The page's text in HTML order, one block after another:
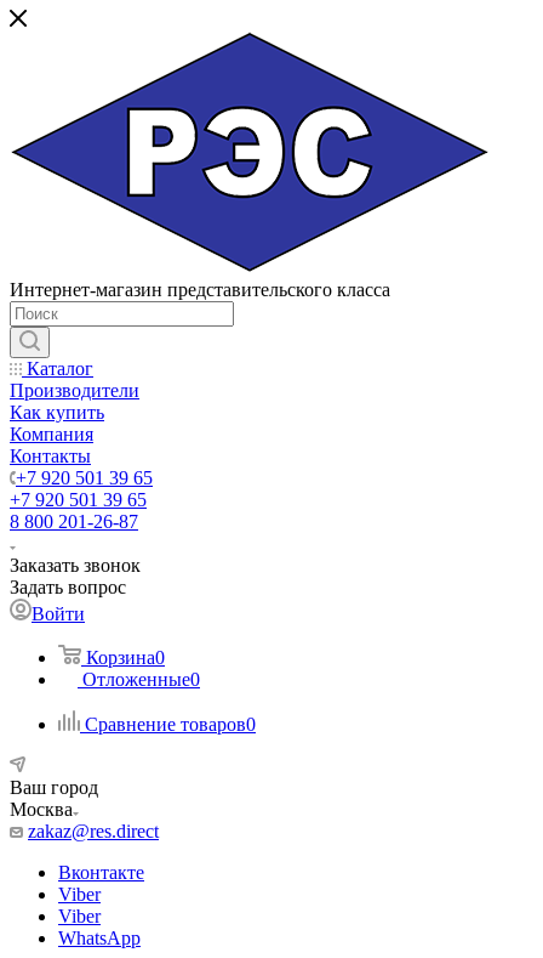
Интернет-магазин представительского класса
Каталог
Производители
Как купить
Компания
Контакты
+7 920 501 39 65
+7 920 501 39 65
8 800 201-26-87
Заказать звонок
Задать вопрос
Войти
Корзина0
Отложенные0
Сравнение товаров0
Ваш город
Москва
zakaz@res.direct
Вконтакте
Viber
Viber
WhatsApp